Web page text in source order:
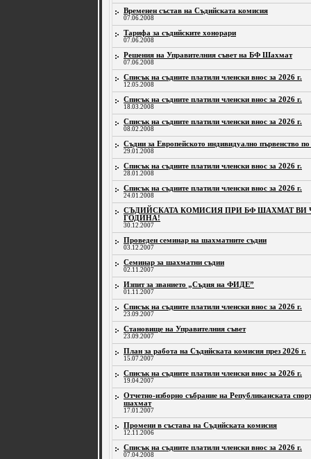
Временен състав на Съдийската комисия
07.06.2008
Тарифа за съдийските хонорари
07.06.2008
Решения на Управителния съвет на БФ Шахмат
07.06.2008
Списък на съдиите платили членски внос за 2026 г.
12.05.2008
Списък на съдиите платили членски внос за 2026 г.
18.03.2008
Списък на съдиите платили членски внос за 2026 г.
08.02.2008
Съдии за Европейското индивидуално първенство
29.01.2008
Списък на съдиите платили членски внос за 2026 г.
28.01.2008
Списък на съдиите платили членски внос за 2026 г.
24.01.2008
СЪДИЙСКАТА КОМИСИЯ ПРИ БФ ШАХМАТ ВИ
ГОДИНА!
30.12.2007
Проведен семинар на шахматните съдии
03.12.2007
Семинар за шахматни съдии
02.11.2007
Изпит за званието „Съдия на ФИДЕ”
01.11.2007
Списък на съдиите платили членски внос за 2026 г.
23.09.2007
Становище на Управителния съвет
23.09.2007
План за работа на Съдийската комисия през 2026 г.
15.07.2007
Списък на съдиите платили членски внос за 2026 г.
19.04.2007
Отчетно-изборно събрание на Републиканската
шахмат
17.01.2007
Промени в състава на Съдийската комисия
12.11.2006
Списък на съдиите платили членски внос за 2026 г.
07.04.2008